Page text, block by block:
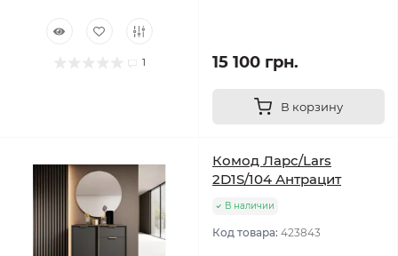
1 15 100 грн.
В корзину
Комод Ларс/Lars
2D1S/104 Антрацит
В наличии
Код товара: 423843